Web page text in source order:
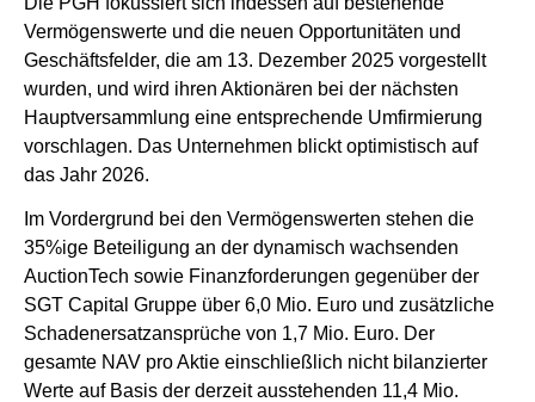
Vermögenswerte und die neuen Opportunitäten und
Geschäftsfelder, die am 13. Dezember 2025 vorgestellt
wurden, und wird ihren Aktionären bei der nächsten
Hauptversammlung eine entsprechende Umfirmierung
vorschlagen. Das Unternehmen blickt optimistisch auf
das Jahr 2026.
Im Vordergrund bei den Vermögenswerten stehen die
35%ige Beteiligung an der dynamisch wachsenden
AuctionTech sowie Finanzforderungen gegenüber der
SGT Capital Gruppe über 6,0 Mio. Euro und zusätzliche
Schadenersatzansprüche von 1,7 Mio. Euro. Der
gesamte NAV pro Aktie einschließlich nicht bilanzierter
Werte auf Basis der derzeit ausstehenden 11,4 Mio.